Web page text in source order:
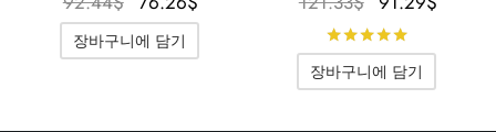
격은
92.44$였
장바구니에 담기
은
121.33$였
습니다.
장바구니에 담기